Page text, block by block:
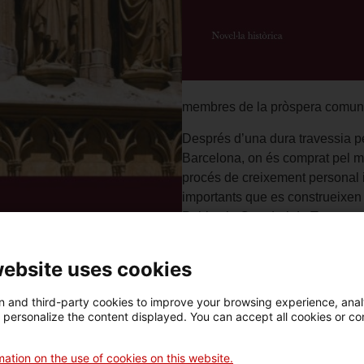
membres de la pròspera
Després d’una dura travessia
Barcelona, on és comprat pel
procés de creixement
importants que es
Poblet, la Catedral de
Els seus ulls descobriran un
naixement de la Generalitat i
l’esclau serà la construcció
uses cookies
and third-party cookies to improve your browsing experience,
the content displayed. You can accept all cookies or
on the use of cookies on this website.